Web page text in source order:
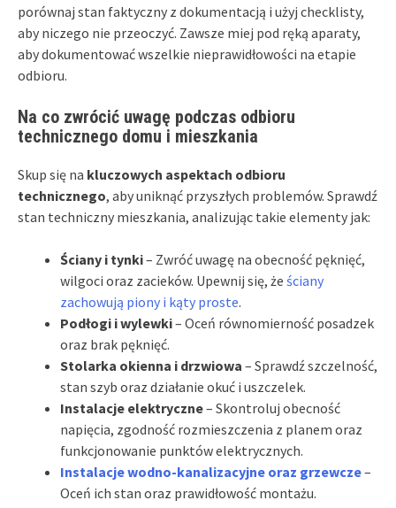
porównaj stan faktyczny z dokumentacją i użyj checklisty,
aby niczego nie przeoczyć. Zawsze miej pod ręką aparaty,
aby dokumentować wszelkie nieprawidłowości na etapie
odbioru.
Na co zwrócić uwagę podczas odbioru
technicznego domu i mieszkania
Skup się na kluczowych aspektach odbioru
technicznego, aby uniknąć przyszłych problemów. Sprawdź
stan techniczny mieszkania, analizując takie elementy jak:
Ściany i tynki– Zwróć uwagę na obecność pęknięć,
wilgoci oraz zacieków. Upewnij się, że ściany
zachowują piony i kąty proste.
Podłogi i wylewki– Oceń równomierność posadzek
oraz brak pęknięć.
Stolarka okienna i drzwiowa – Sprawdź szczelność,
stan szyb oraz działanie okuć i uszczelek.
Instalacje elektryczne– Skontroluj obecność
napięcia, zgodność rozmieszczenia z planem oraz
funkcjonowanie punktów elektrycznych.
Instalacje wodno-kanalizacyjne oraz grzewcze–
Oceń ich stan oraz prawidłowość montażu.